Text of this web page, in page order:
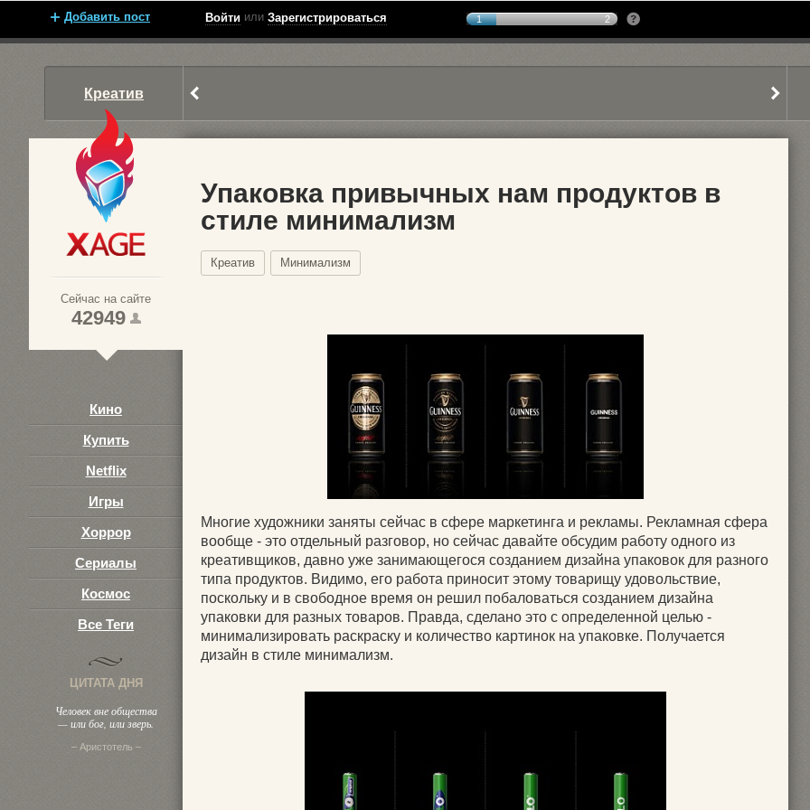
Добавить пост Войти или Зарегистрироваться 1 2
Креатив
Сейчас на сайте
42949
Кино
Купить
Netflix
Игры
Хоррор
Сериалы
Космос
Все Теги
ЦИТАТА ДНЯ
Человек вне общества
— или бог, или зверь.
– Аристотель –
Упаковка привычных нам продуктов в
стиле минимализм
Креатив Минимализм
Многие художники заняты сейчас в сфере маркетинга и рекламы. Рекламная сфера
вообще - это отдельный разговор, но сейчас давайте обсудим работу одного из
креативщиков, давно уже занимающегося созданием дизайна упаковок для разного
типа продуктов. Видимо, его работа приносит этому товарищу удовольствие,
поскольку и в свободное время он решил побаловаться созданием дизайна
упаковки для разных товаров. Правда, сделано это с определенной целью -
минимализировать раскраску и количество картинок на упаковке. Получается
дизайн в стиле минимализм.